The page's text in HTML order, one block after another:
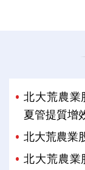
北大荒農業
夏管提質增
北大荒農業
北大荒農業